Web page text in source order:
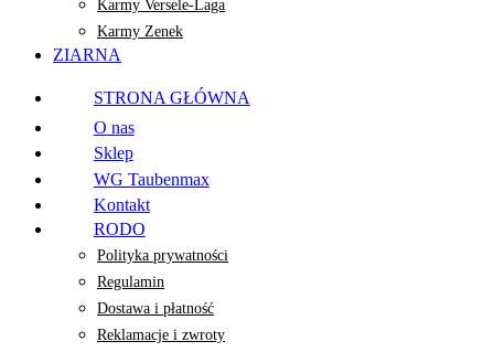
Karmy Versele-Laga
Karmy Zenek
ZIARNA
STRONA GŁÓWNA
O nas
Sklep
WG Taubenmax
Kontakt
RODO
Polityka prywatności
Regulamin
Dostawa i płatność
Reklamacje i zwroty